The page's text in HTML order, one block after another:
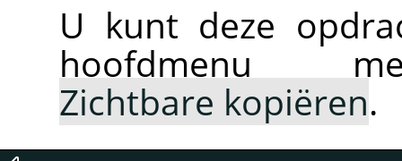
U kunt deze
Zichtbare kopiëren.